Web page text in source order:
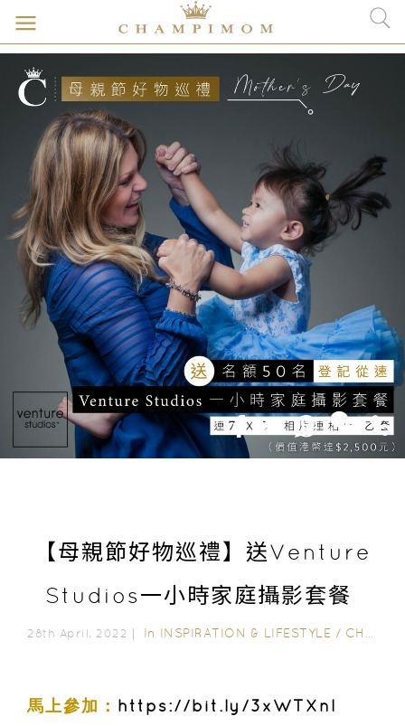
【母親節好物巡禮】送Venture
Studios一小時家庭攝影套餐
28th April, 2022｜ In INSPIRATION & LIFESTYLE / CHAMPIMOM 送禮
馬上參加： https://bit.ly/3xWTXnl